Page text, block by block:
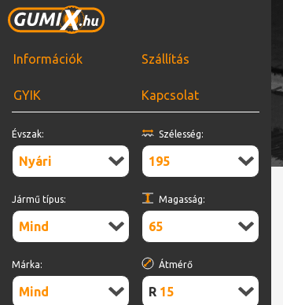
Információk Szállítás
GYIK Kapcsolat
Évszak:
Nyári
Jármű típus:
Mind
Márka:
Mind
Szélesség:
195
Magasság:
65
Átmérő
R15